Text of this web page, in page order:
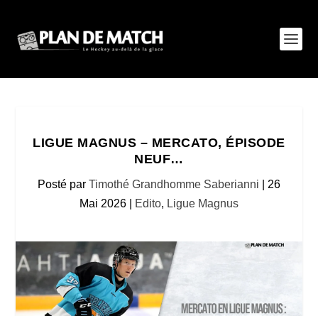
LIGUE MAGNUS – MERCATO, ÉPISODE
NEUF…
Posté par Timothé Grandhomme Saberianni
26
Mai 2026
Edito, Ligue Magnus